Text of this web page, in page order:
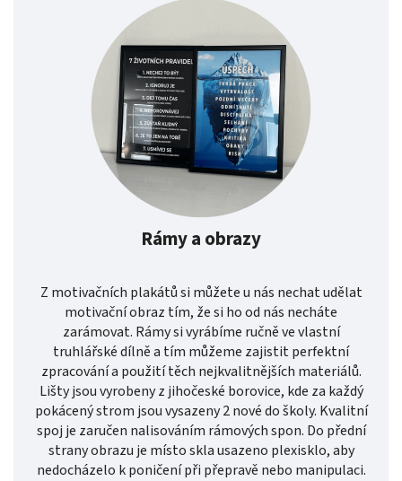
Rámy a obrazy
Z motivačních plakátů si můžete u nás nechat udělat
motivační obraz tím, že si ho od nás necháte
zarámovat. Rámy si vyrábíme ručně ve vlastní
truhlářské dílně a tím můžeme zajistit perfektní
zpracování a použití těch nejkvalitnějších materiálů.
Lišty jsou vyrobeny z jihočeské borovice, kde za každý
pokácený strom jsou vysazeny 2 nové do školy. Kvalitní
spoj je zaručen nalisováním rámových spon. Do přední
strany obrazu je místo skla usazeno plexisklo, aby
nedocházelo k poničení při přepravě nebo manipulaci.